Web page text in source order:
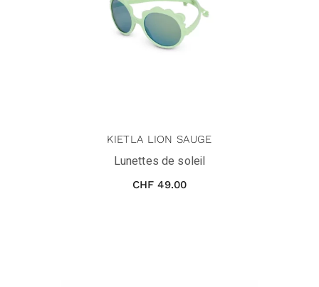
KIETLA LION SAUGE
Lunettes de soleil
CHF 49.00